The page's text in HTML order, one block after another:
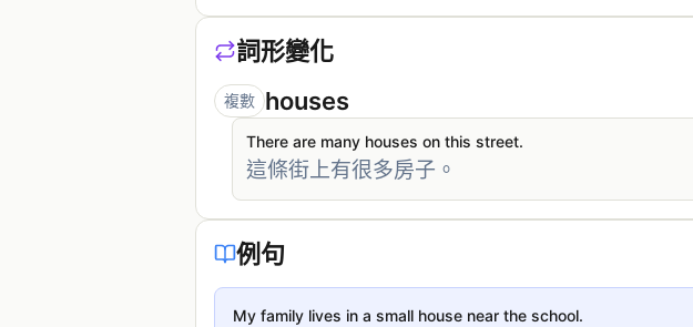
詞形變化
複數 houses
There are many houses on this street.
這條街上有很多房子。
例句
My family lives in a small house near the school.